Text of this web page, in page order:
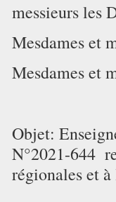
messieurs les
Mesdames et
Mesdames et
Objet:
N°2021-644
régionales et